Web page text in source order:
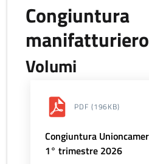
Congiuntura
manifatturiero
Volumi
PDF (196KB)
Congiuntura
1° trimestre 2026